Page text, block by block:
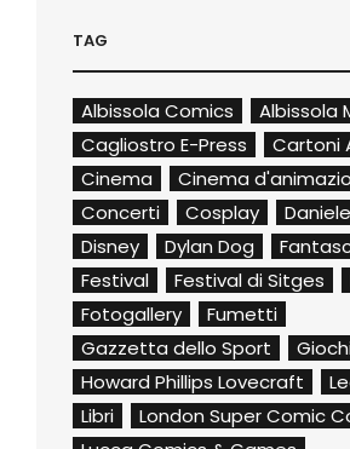
TAG
Albissola Comics
Albissola
Cagliostro E-Press
Cartoni
Cinema
Cinema
Concerti
Cosplay
Disney
Dylan Dog
Festival
Festival di Sitges
Fotogallery
Fumetti
Gazzetta dello Sport
Howard Phillips Lovecraft
Libri
London Super Comic